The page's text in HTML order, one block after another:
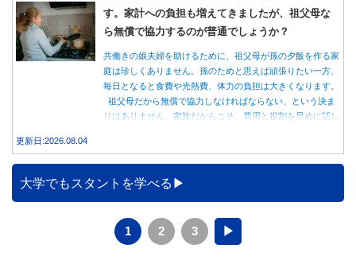
す。家計への負担も増えてきましたが、祖父母な
ら無償で協力するのが普通でしょうか？
共働きの娘夫婦を助けるために、祖父母が孫の夕飯を作る家
庭は珍しくありません。孫のためと思えば頑張りたい一方、
毎日となると食費や光熱費、体力の負担は大きくなります。
祖父母だから無償で協力しなければならない、という決ま
りはありません。家族だからこそ、費用と役割を早めに話し
更新日:2026.08.04
大学でもスタントを学べる
1 2 3 ▶